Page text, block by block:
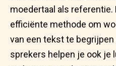
moedertaal als
efficiënte methode om
van een tekst te begrijpen
sprekers helpen je ook je